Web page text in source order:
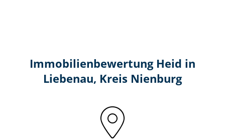
Immobilien­bewertung Heid in
Liebenau, Kreis Nienburg